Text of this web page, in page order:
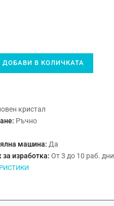
ДОБАВИ В КОЛИЧКАТА
кристал
Ръчно
машина: Да
за изработка: От 3 до 10 раб. дни